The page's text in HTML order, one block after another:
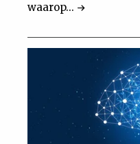
waarop...